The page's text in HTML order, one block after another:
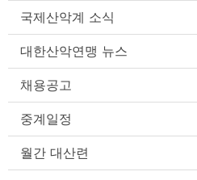
국제산악계 소식
대한산악연맹 뉴스
채용공고
중계일정
월간 대산련